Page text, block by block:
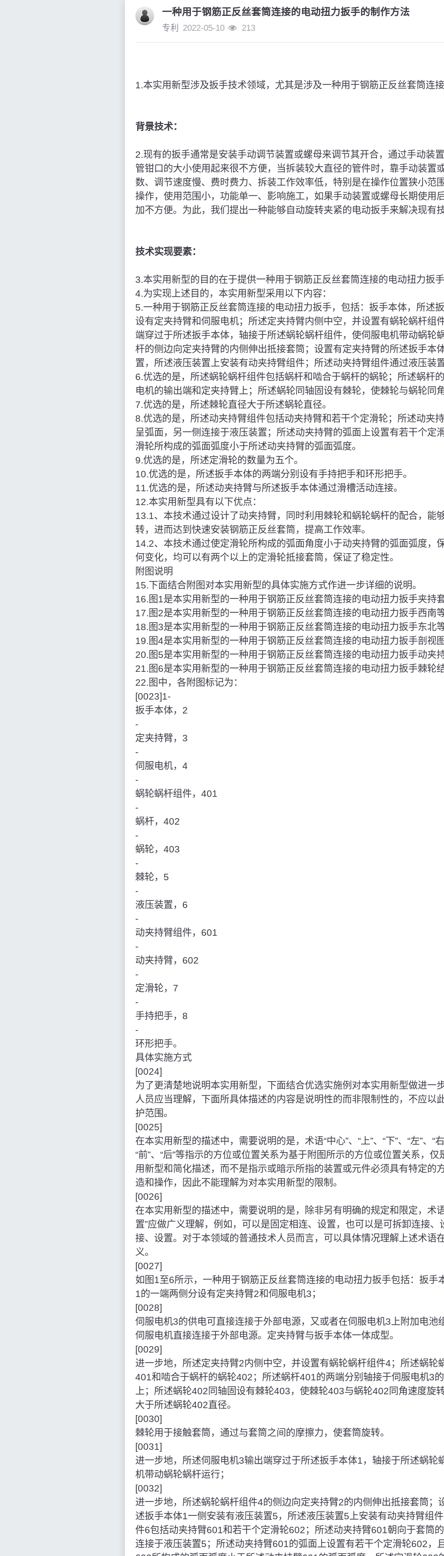
一种用于钢筋正反丝套筒连接的电动扭力扳手的制作方法
专利 2022-05-10 213
1.本实用新型涉及扳手技术领域，尤其是涉及一种用于钢筋正反丝套筒连接
背景技术：
2.现有的扳手通常是安装手动调节装置或螺母来调节其开合，通过手动装
管钳口的大小使用起来很不方便，当拆装较大直径的管件时，靠手动装置
数、调节速度慢、费时费力、拆装工作效率低，特别是在操作位置狭小范
操作，使用范围小，功能单一、影响施工，如果手动装置或螺母长期使用
加不方便。为此，我们提出一种能够自动旋转夹紧的电动扳手来解决现有
技术实现要素：
3.本实用新型的目的在于提供一种用于钢筋正反丝套筒连接的电动扭力扳手
4.为实现上述目的，本实用新型采用以下内容：
5.一种用于钢筋正反丝套筒连接的电动扭力扳手，包括：扳手本体，所述
设有定夹持臂和伺服电机；所述定夹持臂内侧中空，并设置有蜗轮蜗杆组
端穿过于所述扳手本体，轴接于所述蜗轮蜗杆组件，使伺服电机带动蜗轮
杆的侧边向定夹持臂的内侧伸出抵接套筒；设置有定夹持臂的所述扳手本
置，所述液压装置上安装有动夹持臂组件；所述动夹持臂组件通过液压装
6.优选的是，所述蜗轮蜗杆组件包括蜗杆和啮合于蜗杆的蜗轮；所述蜗杆
电机的输出端和定夹持臂上；所述蜗轮同轴固设有棘轮，使棘轮与蜗轮同
7.优选的是，所述棘轮直径大于所述蜗轮直径。
8.优选的是，所述动夹持臂组件包括动夹持臂和若干个定滑轮；所述动夹
呈弧面，另一侧连接于液压装置；所述动夹持臂的弧面上设置有若干个定
滑轮所构成的弧面弧度小于所述动夹持臂的弧面弧度。
9.优选的是，所述定滑轮的数量为五个。
10.优选的是，所述扳手本体的两端分别设有手持把手和环形把手。
11.优选的是，所述动夹持臂与所述扳手本体通过滑槽活动连接。
12.本实用新型具有以下优点：
13.1、本技术通过设计了动夹持臂，同时利用棘轮和蜗轮蜗杆的配合，能
转，进而达到快速安装钢筋正反丝套筒，提高工作效率。
14.2、本技术通过使定滑轮所构成的弧面角度小于动夹持臂的弧面弧度，
何变化，均可以有两个以上的定滑轮抵接套筒，保证了稳定性。
附图说明
15.下面结合附图对本实用新型的具体实施方式作进一步详细的说明。
16.图1是本实用新型的一种用于钢筋正反丝套筒连接的电动扭力扳手夹持
17.图2是本实用新型的一种用于钢筋正反丝套筒连接的电动扭力扳手西南
18.图3是本实用新型的一种用于钢筋正反丝套筒连接的电动扭力扳手东北
19.图4是本实用新型的一种用于钢筋正反丝套筒连接的电动扭力扳手剖视图
20.图5是本实用新型的一种用于钢筋正反丝套筒连接的电动扭力扳手动夹
21.图6是本实用新型的一种用于钢筋正反丝套筒连接的电动扭力扳手棘轮
22.图中，各附图标记为：
[0023]1‑
扳手本体，2
‑
定夹持臂，3
‑
伺服电机，4
‑
蜗轮蜗杆组件，401
‑
蜗杆，402
‑
蜗轮，403
‑
棘轮，5
‑
液压装置，6
‑
动夹持臂组件，601
‑
动夹持臂，602
‑
定滑轮，7
‑
手持把手，8
‑
环形把手。
具体实施方式
[0024]
为了更清楚地说明本实用新型，下面结合优选实施例对本实用新型做进一
人员应当理解，下面所具体描述的内容是说明性的而非限制性的，不应以
护范围。
[0025]
在本实用新型的描述中，需要说明的是，术语“中心”、“上”、“下”、“左”、“右
“前”、“后”等指示的方位或位置关系为基于附图所示的方位或位置关系，
用新型和简化描述，而不是指示或暗示所指的装置或元件必须具有特定的
造和操作，因此不能理解为对本实用新型的限制。
[0026]
在本实用新型的描述中，需要说明的是，除非另有明确的规定和限定，术语
置”应做广义理解，例如，可以是固定相连、设置，也可以是可拆卸连接、
接、设置。对于本领域的普通技术人员而言，可以具体情况理解上述术语
义。
[0027]
如图1至6所示，一种用于钢筋正反丝套筒连接的电动扭力扳手包括：扳手
1的一端两侧分设有定夹持臂2和伺服电机3；
[0028]
伺服电机3的供电可直接连接于外部电源，又或者在伺服电机3上附加电池
伺服电机直接连接于外部电源。定夹持臂与扳手本体一体成型。
[0029]
进一步地，所述定夹持臂2内侧中空，并设置有蜗轮蜗杆组件4；所述蜗轮
401和啮合于蜗杆的蜗轮402；所述蜗杆401的两端分别轴接于伺服电机3
上；所述蜗轮402同轴固设有棘轮403，使棘轮403与蜗轮402同角速度旋
大于所述蜗轮402直径。
[0030]
棘轮用于接触套筒，通过与套筒之间的摩擦力，使套筒旋转。
[0031]
进一步地，所述伺服电机3输出端穿过于所述扳手本体1，轴接于所述蜗轮
机带动蜗轮蜗杆运行；
[0032]
进一步地，所述蜗轮蜗杆组件4的侧边向定夹持臂2的内侧伸出抵接套筒；
述扳手本体1一侧安装有液压装置5，所述液压装置5上安装有动夹持臂组
件6包括动夹持臂601和若干个定滑轮602；所述动夹持臂601朝向于套筒
连接于液压装置5；所述动夹持臂601的弧面上设置有若干个定滑轮602，